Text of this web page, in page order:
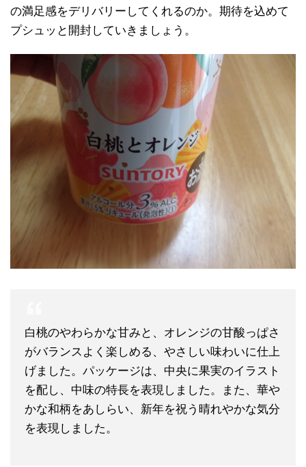
の満足感をデリバリーしてくれるのか。期待を込めて
プシュッと開封していきましょう。
白桃のやわらかな甘みと、オレンジの甘酸っぱさ
がバランスよく楽しめる、やさしい味わいに仕上
げました。パッケージは、中央に果実のイラスト
を配し、中味の特長を表現しました。また、華や
かな和柄をあしらい、新年を祝う晴れやかな気分
を表現しました。